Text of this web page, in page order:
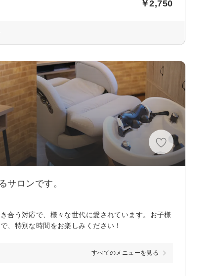
￥2,750
サロンです。
合う対応で、様々な世代に愛されています。お子様
、特別な時間をお楽しみください！
すべてのメニューを見る